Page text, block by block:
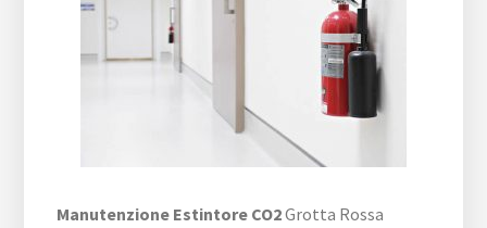
Manutenzione Estintore CO2Grotta Rossa